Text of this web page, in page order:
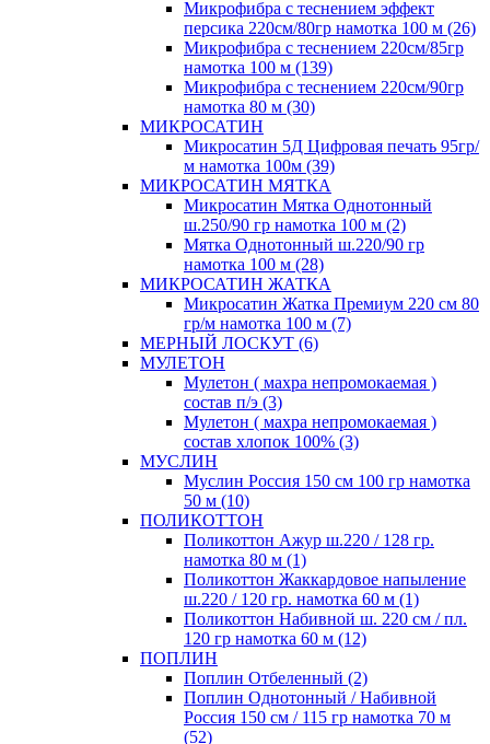
Микрофибра с теснением эффект
персика 220см/80гр намотка 100 м (26)
Микрофибра с теснением 220см/85гр
намотка 100 м (139)
Микрофибра с теснением 220см/90гр
намотка 80 м (30)
МИКРОСАТИН
Микросатин 5Д Цифровая печать 95гр/
м намотка 100м (39)
МИКРОСАТИН МЯТКА
Микросатин Мятка Однотонный
ш.250/90 гр намотка 100 м (2)
Мятка Однотонный ш.220/90 гр
намотка 100 м (28)
МИКРОСАТИН ЖАТКА
Микросатин Жатка Премиум 220 см 80
гр/м намотка 100 м (7)
МЕРНЫЙ ЛОСКУТ (6)
МУЛЕТОН
Мулетон ( махра непромокаемая )
состав п/э (3)
Мулетон ( махра непромокаемая )
состав хлопок 100% (3)
МУСЛИН
Муслин Россия 150 см 100 гр намотка
50 м (10)
ПОЛИКОТТОН
Поликоттон Ажур ш.220 / 128 гр.
намотка 80 м (1)
Поликоттон Жаккардовое напыление
ш.220 / 120 гр. намотка 60 м (1)
Поликоттон Набивной ш. 220 см / пл.
120 гр намотка 60 м (12)
ПОПЛИН
Поплин Отбеленный (2)
Поплин Однотонный / Набивной
Россия 150 см / 115 гр намотка 70 м
(52)